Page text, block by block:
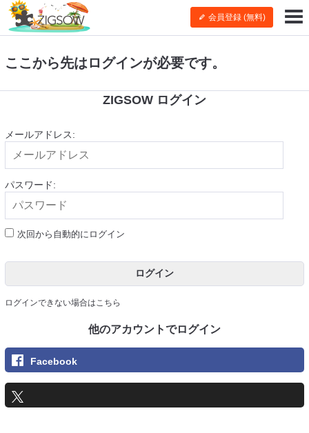
会員登録 (無料)
ここから先はログインが必要です。
ZIGSOW ログイン
メールアドレス:
パスワード:
次回から自動的にログイン
ログイン
ログインできない場合はこちら
他のアカウントでログイン
Facebook